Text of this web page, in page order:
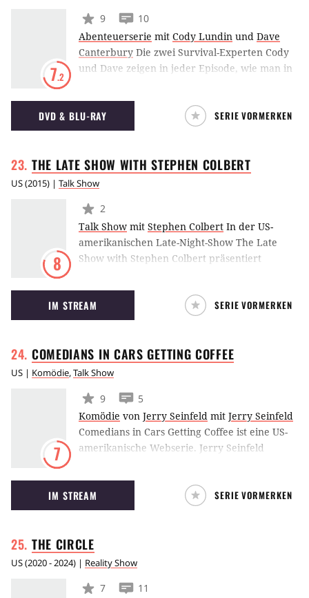
7.2
9
10
Abenteuerserie mit Cody Lundin und Dave
Canterbury Die zwei Survival-Experten Cody
und Dave zeigen in jeder Episode, wie man in
überleben kann. Innerhalb von einigen Tagen
müssen sie in die Zivilisation zurückgefunden
haben.
DVD & BLU-RAY SERIE VORMERKEN
THE LATE SHOW WITH STEPHEN COLBERT
US(2015) | Talk Show
8
2
Talk Show mit Stephen Colbert In der US-
amerikanischen Late-Night-Show The Late
Show with Stephen Colbert präsentiert
jeden Abend um 23:35 im US-TV interessante
und witzige News der Woche. Nach einem
kurzen Stand-Up-Auftritt zu Beginn jeder
mit prominenten Gästen. Begleitet wird das
ganze von der Haus-Band Stay Human.
Night-Show in der Nachfolge von David
Letterman.
IM STREAM SERIE VORMERKEN
COMEDIANS IN CARS GETTINGCOFFEE
US | Komödie,Talk Show
7
9
5
Komödie von Jerry Seinfeld mit Jerry Seinfeld
Comedians in Cars Getting Coffee ist eine US-
amerikanische Webserie. Jerry Seinfeld
IM STREAM SERIE VORMERKEN
THE CIRCLE
US(2020 - 2024) | Reality Show
7
11